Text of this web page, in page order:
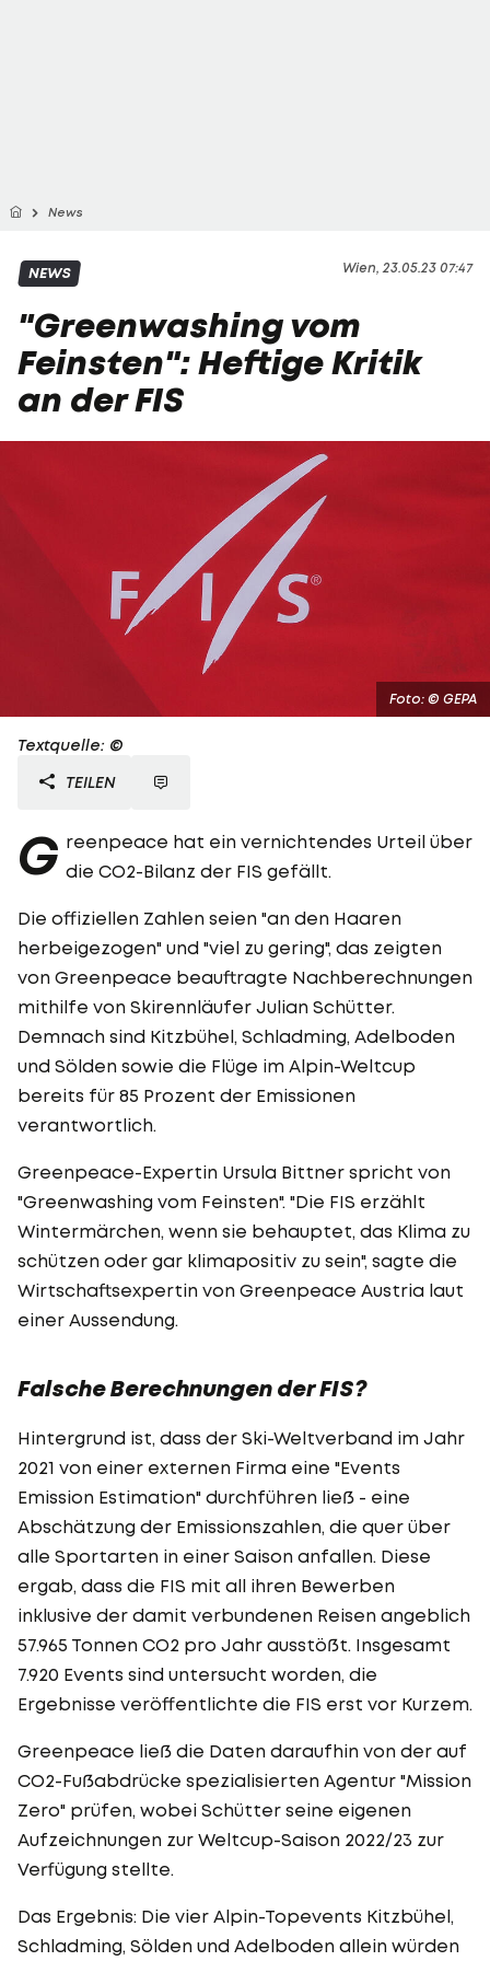
News
Wien, 23.05.23 07:47
NEWS
"Greenwashing vom
Feinsten": Heftige Kritik
an der FIS
Foto: © GEPA
Textquelle: ©
TEILEN
G reenpeace hat ein vernichtendes Urteil über
die CO2-Bilanz der FIS gefällt.
Die offiziellen Zahlen seien "an den Haaren
herbeigezogen" und "viel zu gering", das zeigten
von Greenpeace beauftragte Nachberechnungen
mithilfe von Skirennläufer Julian Schütter.
Demnach sind Kitzbühel, Schladming, Adelboden
und Sölden sowie die Flüge im Alpin-Weltcup
bereits für 85 Prozent der Emissionen
verantwortlich.
Greenpeace-Expertin Ursula Bittner spricht von
"Greenwashing vom Feinsten". "Die FIS erzählt
Wintermärchen, wenn sie behauptet, das Klima zu
schützen oder gar klimapositiv zu sein", sagte die
Wirtschaftsexpertin von Greenpeace Austria laut
einer Aussendung.
Falsche Berechnungen der FIS?
Hintergrund ist, dass der Ski-Weltverband im Jahr
2021 von einer externen Firma eine "Events
Emission Estimation" durchführen ließ - eine
Abschätzung der Emissionszahlen, die quer über
alle Sportarten in einer Saison anfallen. Diese
ergab, dass die FIS mit all ihren Bewerben
inklusive der damit verbundenen Reisen angeblich
57.965 Tonnen CO2 pro Jahr ausstößt. Insgesamt
7.920 Events sind untersucht worden, die
Ergebnisse veröffentlichte die FIS erst vor Kurzem.
Greenpeace ließ die Daten daraufhin von der auf
CO2-Fußabdrücke spezialisierten Agentur "Mission
Zero" prüfen, wobei Schütter seine eigenen
Aufzeichnungen zur Weltcup-Saison 2022/23 zur
Verfügung stellte.
Das Ergebnis: Die vier Alpin-Topevents Kitzbühel,
Schladming, Sölden und Adelboden allein würden